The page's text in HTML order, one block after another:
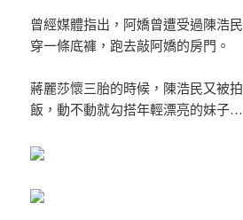
曾經媒體指出，阿嬌曾遭受過陳浩
穿一條底褲，跑去敲阿嬌的房門。
蔣麗莎懷三胎的時候，陳浩民又被
飯，動不動就勾搭年輕漂亮的妹子